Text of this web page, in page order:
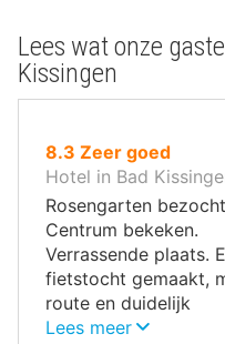
Lees wat onze
Kissingen
8.3 uit
10
,
Zeer goed
Hotel in Bad
Rosengarten
Centrum bekeken.
Verrassende plaats.
fietstocht gemaakt,
route en duidelijk
aangegeven.
Lees meer